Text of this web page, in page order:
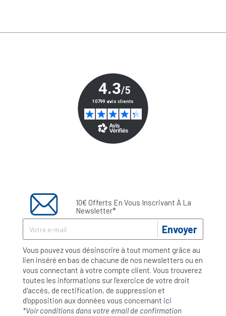
10€ Offerts En Vous Inscrivant À La
Newsletter*
Envoyer
Vous pouvez vous désinscrire à tout moment grâce au
lien inséré en bas de chacune de nos newsletters ou en
vous connectant à votre compte client. Vous trouverez
toutes les informations sur l’exercice de votre droit
d'accès, de rectification, de suppression et
d'opposition aux données vous concernant ici
*Voir conditions dans votre email de confirmation